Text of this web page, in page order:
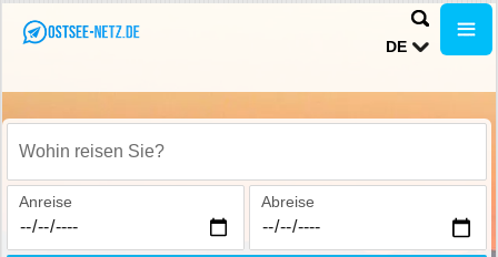
DE
Wohin reisen Sie?
Anreise Abreise